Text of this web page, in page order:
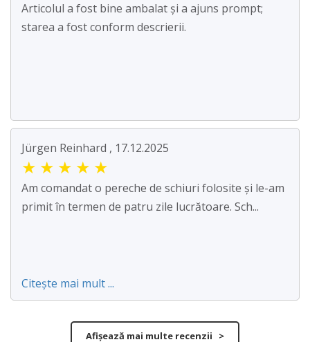
Articolul a fost bine ambalat și a ajuns prompt;
starea a fost conform descrierii.
Jürgen Reinhard , 17.12.2025
★ ★ ★ ★ ★
Am comandat o pereche de schiuri folosite și le-am
primit în termen de patru zile lucrătoare. Sch...
Citește mai mult ...
Afișează mai multe recenzii >